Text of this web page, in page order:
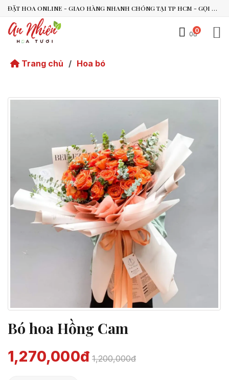
ĐẶT HOA ONLINE - GIAO HÀNG NHANH CHÓNG TẠI TP HCM - GỌI NGAY 0938.494.119 HOẶC 0899.492.909
0
0đ
Trang chủ / Hoa bó
Bó hoa Hồng Cam
1,270,000đ 1,200,000đ
An Nhiên Flowers
Vừa xong